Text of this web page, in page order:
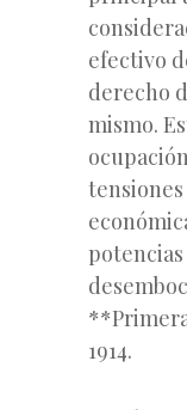
efectivo
derecho
mismo.
1914.